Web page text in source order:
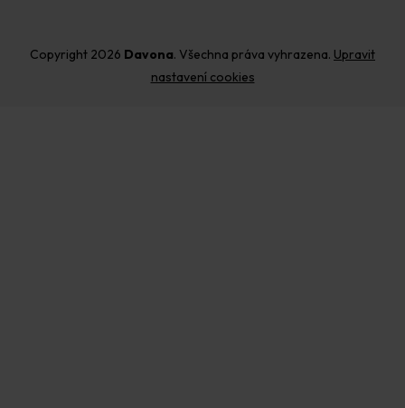
Copyright 2026 Davona. Všechna práva vyhrazena. Upravit
nastavení cookies